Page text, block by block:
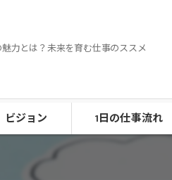
力とは？未来を育む仕事のススメ
ビジョン 1日の仕事流れ